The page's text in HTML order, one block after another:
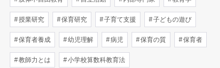
授業研究 保育研究 子育て支援 子どもの遊び
保育者養成 幼児理解 病児 保育の質 保育者
教師力とは 小学校算数科教育法